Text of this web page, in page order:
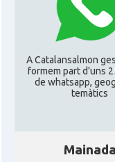
CAMON
CAMON
CAMON
A Catalansalmon
formem part d'uns
de whatsapp,
temàtics
Mainada